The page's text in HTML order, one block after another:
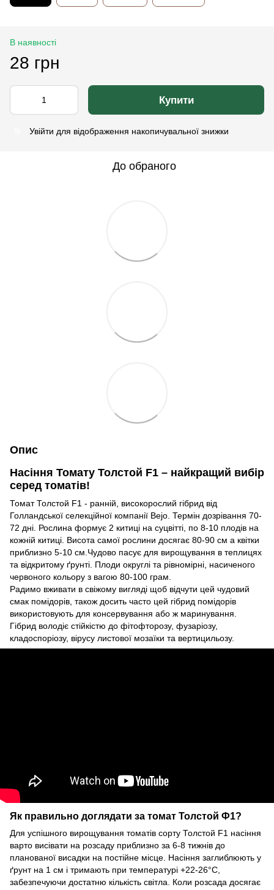
В наявності
28 грн
Купити
Увійти для відображення накопичувальної знижки
До обраного
Опис
Насіння Томату Толстой F1 – найкращий вибір
серед томатів!
Томат Толстой F1 - ранній, високорослий гібрид від
Голландської селекційної компанії Bejo. Термін дозрівання 70-
72 дні. Рослина формує 2 китиці на суцвітті, по 8-10 плодів на
кожній китиці. Висота самої рослини досягає 80-90 см а квітки
приблизно 5-10 см.Чудово пасує для вирощування в теплицях
та відкритому ґрунті. Плоди округлі та рівномірні, насиченого
червоного кольору з вагою 80-100 грам.
Радимо вживати в свіжому вигляді щоб відчути цей чудовий
смак помідорів, також досить часто цей гібрид помідорів
використовують для консервування або ж маринування.
Гібрид володіє стійкістю до фітофторозу, фузаріозу,
кладоспоріозу, вірусу листової мозаїки та вертицильозу.
Як правильно доглядати за томат Толстой Ф1?
Для успішного вирощування томатів сорту Толстой F1 насіння
варто висівати на розсаду приблизно за 6-8 тижнів до
планованої висадки на постійне місце. Насіння заглиблюють у
ґрунт на 1 см і тримають при температурі +22-26°C,
забезпечуючи достатню кількість світла. Коли розсада досягає